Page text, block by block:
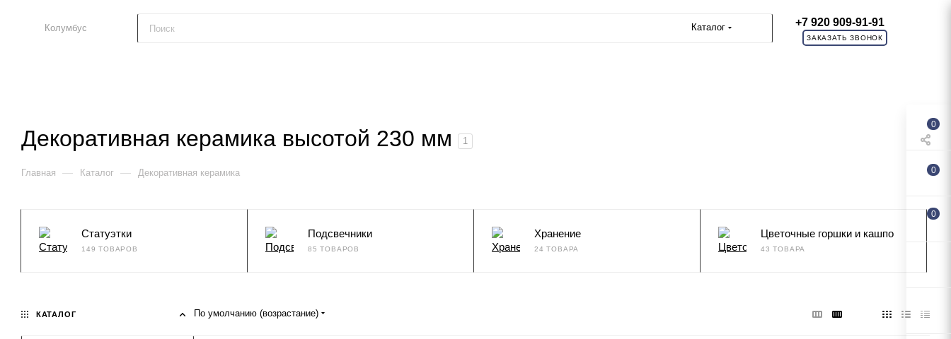
Колумбус Каталог +7 920 909-91-91
ЗАКАЗАТЬ ЗВОНОК
Декоративная керамика высотой 230 мм 1
Главная — Каталог — Декоративная керамика
Статуэтки
149 ТОВАРОВ
Подсвечники
85 ТОВАРОВ
Хранение
24 ТОВАРА
Цветочные горшки и кашпо
43 ТОВАРА
По умолчанию (возрастание)
КАТАЛОГ
0
0
0